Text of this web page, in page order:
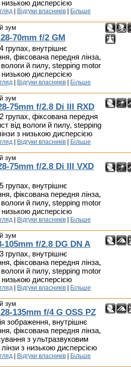
низькою дисперсією
Відгуки власників
Більше
зум
70mm f/2 GM
групах, внутрішнє
фіксована передня лінза,
вологи й пилу, stepping motor
низькою дисперсією
Відгуки власників
Більше
зум
75mm f/2.8 Di III RXD
групах, фіксована передня
від вологи й пилу, stepping
з низькою дисперсією
Відгуки власників
Більше
зум
75mm f/2.8 Di III VXD
групах, внутрішнє
фіксована передня лінза,
вологи й пилу, stepping motor
низькою дисперсією
Відгуки власників
Більше
зум
105mm f/2.8 DG DN A
групах, внутрішнє
фіксована передня лінза,
вологи й пилу, stepping motor
низькою дисперсією
Відгуки власників
Більше
зум
135mm f/4 G OSS PZ
зображення, внутрішнє
фіксована передня лінза,
з ультразвуковим
з низькою дисперсією
Відгуки власників
Більше